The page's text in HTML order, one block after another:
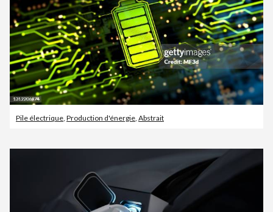
Pile électrique, Production d'énergie, Abstrait